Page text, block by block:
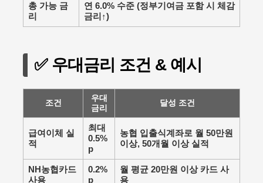
총 가능 금
리
연 6.0% 수준 (정부기여금 포함 시 체감
금리↑)
✅ 우대금리 조건 & 예시
조건
우대
금리
달성 조건
급여이체 실
적
최대
0.5%
p
농협 입출식계좌로 월 50만원
이상, 50개월 이상 실적
NH농협카드
사용
0.2%
p
월 평균 20만원 이상 카드 사
용